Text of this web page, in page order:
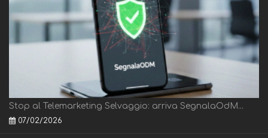
Stop al Telemarketing Selvaggio: arriva SegnalaOdM...
07/02/2026